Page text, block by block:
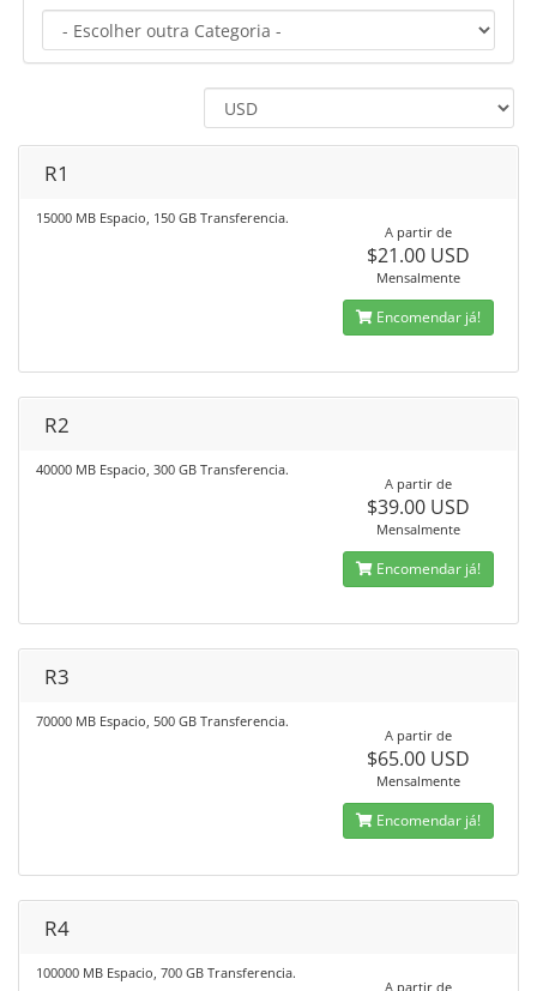
R1
15000 MB Espacio, 150 GB Transferencia.
A partir de
$21.00 USD
Mensalmente
Encomendar já!
R2
40000 MB Espacio, 300 GB Transferencia.
A partir de
$39.00 USD
Mensalmente
Encomendar já!
R3
70000 MB Espacio, 500 GB Transferencia.
A partir de
$65.00 USD
Mensalmente
Encomendar já!
R4
100000 MB Espacio, 700 GB Transferencia.
A partir de